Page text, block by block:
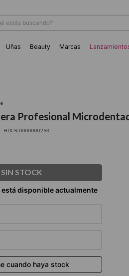
estás buscando?
Uñas Beauty Marcas
Profesional
: HDCSC0000000293
SIN STOCK